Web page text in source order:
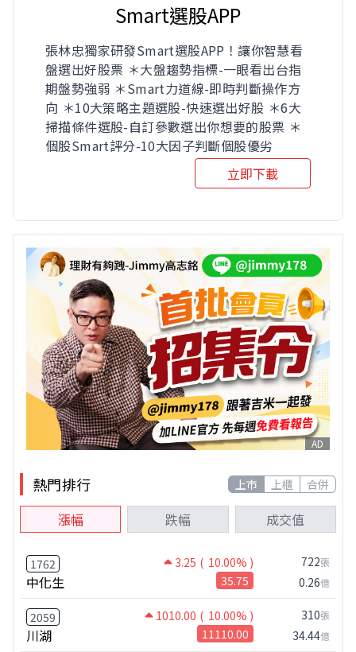
Smart選股APP
張林忠獨家研發Smart選股APP！讓你智慧看
盤選出好股票 ＊大盤趨勢指標-一眼看出台指
期盤勢強弱 ＊Smart力道線-即時判斷操作方
向 ＊10大策略主題選股-快速選出好股 ＊6大
掃描條件選股-自訂參數選出你想要的股票 ＊
個股Smart評分-10大因子判斷個股優劣
立即下載
AD
熱門排行 上市 上櫃 合併
漲幅 跌幅 成交值
1762 3.25 ( 10.00% )
中化生 35.75
722張
0.26億
2059 1010.00 ( 10.00% )
川湖 11110.00
310張
34.44億